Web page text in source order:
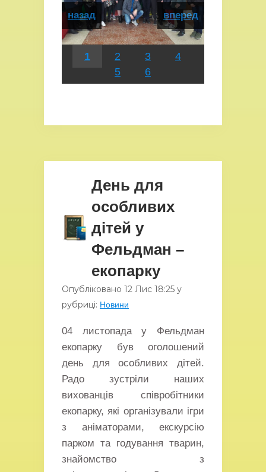
назад вперед
1 2 3
4
5
6
День для
особливих
дітей у
Фельдман –
екопарку
Опубліковано 12 Лис 18:25 у
рубриці: Новини
04 листопада у Фельдман
екопарку був оголошений
день для особливих дітей.
Радо зустріли наших
вихованців співробітники
екопарку, які організували ігри
з аніматорами, екскурсію
парком та годування тварин,
знайомство з